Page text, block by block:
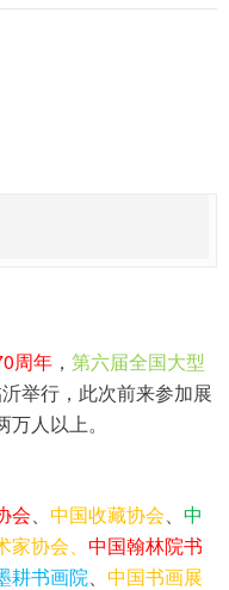
周年 ， 第六届全国大型
举行，此次前来参加展
人以上。
会 中国收藏协会
中
家协会、 中国翰林院书
耕书画院
中国书画展